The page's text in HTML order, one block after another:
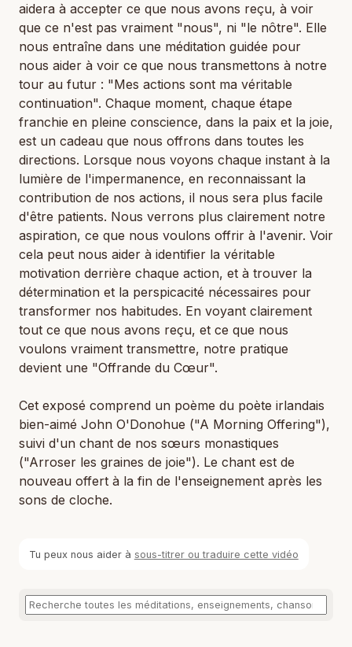
aidera à accepter ce que nous avons reçu, à voir
que ce n'est pas vraiment "nous", ni "le nôtre". Elle
nous entraîne dans une méditation guidée pour
nous aider à voir ce que nous transmettons à notre
tour au futur : "Mes actions sont ma véritable
continuation". Chaque moment, chaque étape
franchie en pleine conscience, dans la paix et la joie,
est un cadeau que nous offrons dans toutes les
directions. Lorsque nous voyons chaque instant à la
lumière de l'impermanence, en reconnaissant la
contribution de nos actions, il nous sera plus facile
d'être patients. Nous verrons plus clairement notre
aspiration, ce que nous voulons offrir à l'avenir. Voir
cela peut nous aider à identifier la véritable
motivation derrière chaque action, et à trouver la
détermination et la perspicacité nécessaires pour
transformer nos habitudes. En voyant clairement
tout ce que nous avons reçu, et ce que nous
voulons vraiment transmettre, notre pratique
devient une "Offrande du Cœur".
Cet exposé comprend un poème du poète irlandais
bien-aimé John O'Donohue ("A Morning Offering"),
suivi d'un chant de nos sœurs monastiques
("Arroser les graines de joie"). Le chant est de
nouveau offert à la fin de l'enseignement après les
sons de cloche.
Tu peux nous aider à sous-titrer ou traduire cette vidéo